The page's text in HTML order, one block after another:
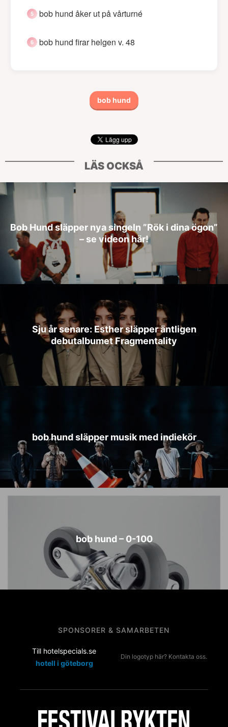
bob hund åker ut på vårturné
bob hund firar helgen v. 48
bob hund
LÄS OCKSÅ
Bob Hund släpper nya singeln ”Rök i dina ögon”
– se videon här!
Sju år senare: Esther släpper äntligen
debutalbumet Fragmentality
bob hund släpper musik med indiekör
bob hund – 0-100
SPONSORER & SAMARBETEN
Till hotelspecials.se
hotell i göteborg
Din logotyp här? Kontakta oss.